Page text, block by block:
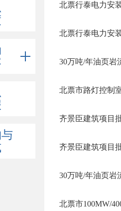
北票行泰电力安
北票行泰电力安
30万吨/年油页岩
北票市路灯控制
齐景臣建筑项目
齐景臣建筑项目
30万吨/年油页岩
北票市100MW/